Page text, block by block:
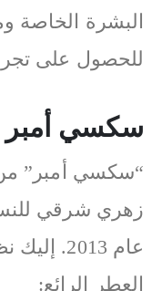
البشرة الخاصة
للحصول على
سكسي
“سكسي أمبر”
زهري شرقي
عام
العطر الرائع: